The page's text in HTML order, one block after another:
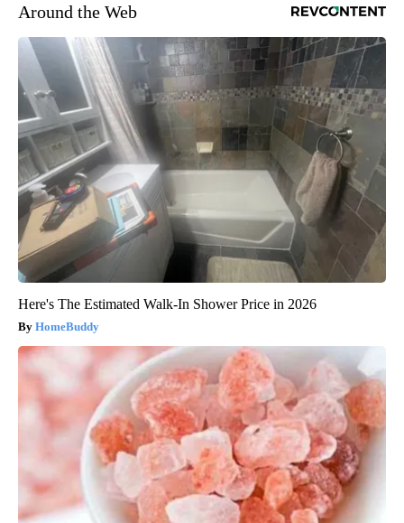
Around the Web
Here's The Estimated Walk-In Shower Price in 2026
HomeBuddy